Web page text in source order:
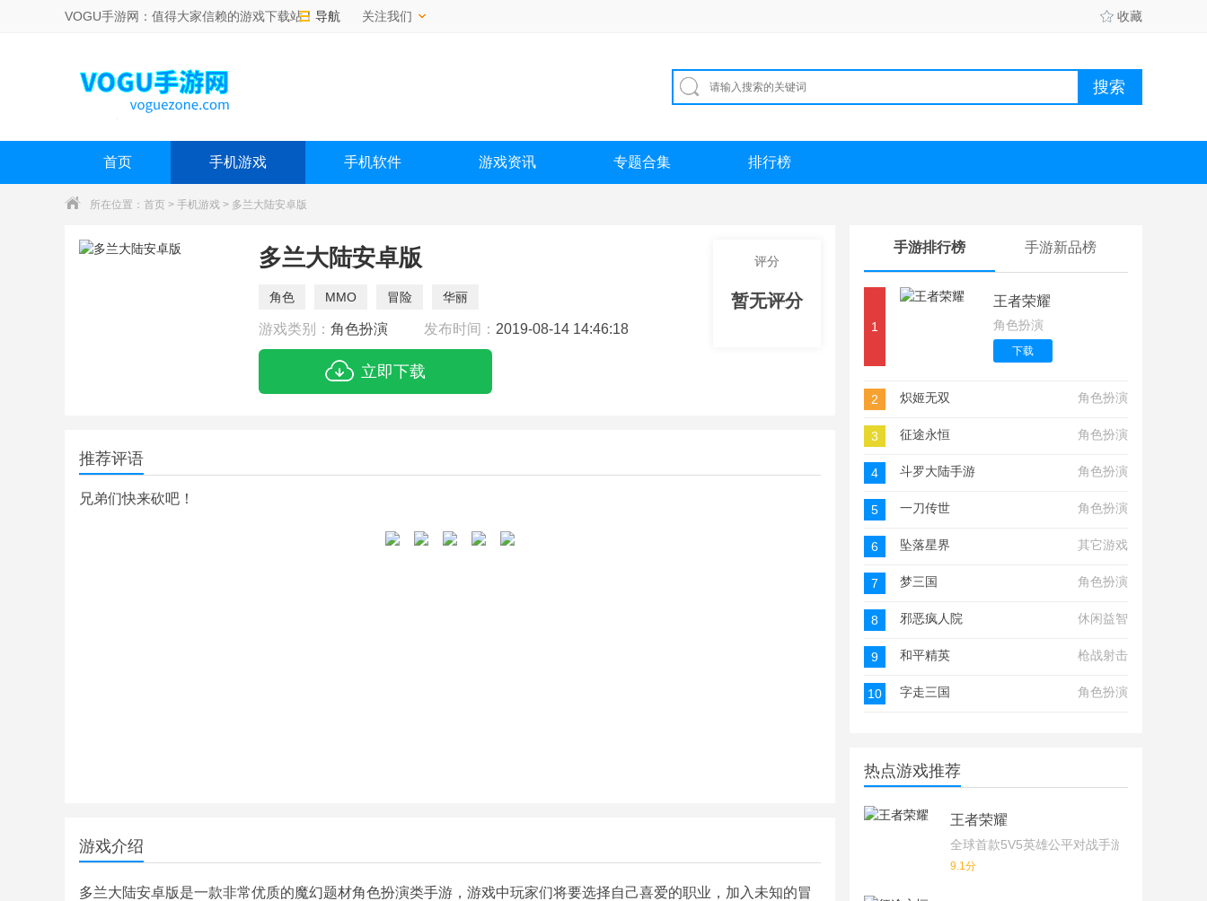
VOGU手游网：值得大家信赖的游戏下载站！ 导航 关注我们 收藏
首页 手机游戏 手机软件 游戏资讯 专题合集 排行榜
所在位置： 首页 > 手机游戏 > 多兰大陆安卓版
多兰大陆安卓版
角色 MMO 冒险 华丽
游戏类别： 角色扮演 发布时间： 2019-08-14 14:46:18
立即下载
评分
暂无评分
推荐评语
兄弟们快来砍吧！
游戏介绍
多兰大陆安卓版是一款非常优质的魔幻题材角色扮演类手游，游戏中玩家们将要选择自己喜爱的职业，加入未知的冒
手游排行榜 手游新品榜
1
王者荣耀
角色扮演
下载
2 炽姬无双 角色扮演
3 征途永恒 角色扮演
4 斗罗大陆手游 角色扮演
5 一刀传世 角色扮演
6 坠落星界 其它游戏
7 梦三国 角色扮演
8 邪恶疯人院 休闲益智
9 和平精英 枪战射击
10 字走三国 角色扮演
热点游戏推荐
王者荣耀
全球首款5V5英雄公平对战手游
9.1分